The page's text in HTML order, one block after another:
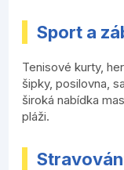
Sport a
Tenisové kurty,
šipky, posilovna,
široká nabídka
pláži.